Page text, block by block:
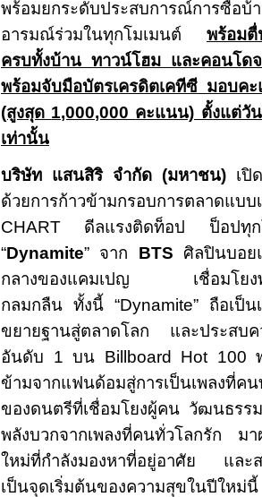
พร้อมยกระดับประสบการณ์การซื้อบ้
อารมณ์ร่วมในทุกโมเมนต์ พร้อมตื่
ครบทั้งบ้าน ทาวน์โฮม และคอนโด
พร้อมจับมือบัตรเครดิตเคทีซี มอบค
(สูงสุด 1,000,000 คะแนน) ตั้งแต่วั
เท่านั้น
บริษัท แสนสิริ จำกัด (มหาชน) เปิ
ด้วยการก้าวข้ามกรอบการตลาดแบบ
CHART ดีลแรงติดท็อป ป็อปทุก
“Dynamite” จาก BTS
ศิลปินบอย
กลางของแคมเปญ เชื่อมโยงพลัง
กลมกลืน ทั้งนี้ “Dynamite” ถือเป็น
ขยายฐานสู่ตลาดโลก และประสบ
อันดับ 1 บน Billboard Hot 100
ข้ามจากแฟนด้อมสู่การเป็นเพลงที่ค
ของดนตรีที่เชื่อมโยงผู้คน วัฒนธรร
พลังบวกจากเพลงที่คนทั่วโลกรัก ม
ใหม่ที่กำลังมองหาที่อยู่อาศัย และส
เป็นจุดเริ่มต้นของความสุขในปีใหม่นี้